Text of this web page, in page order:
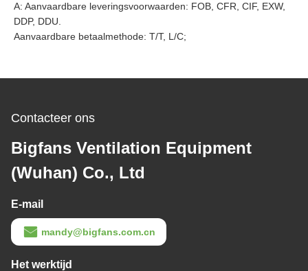
A: Aanvaardbare leveringsvoorwaarden: FOB, CFR, CIF, EXW,
DDP, DDU.
Aanvaardbare betaalmethode: T/T, L/C;
Contacteer ons
Bigfans Ventilation Equipment
(Wuhan) Co., Ltd
E-mail
mandy@bigfans.com.cn
Het werktijd